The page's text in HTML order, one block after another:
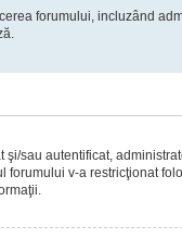
forumului, incluzând
şi/sau autentificat,
forumului v-a restricţionat